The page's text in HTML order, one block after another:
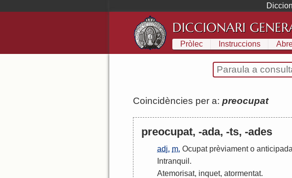
DICCIONARI
Pròlec Instruccions
Coincidències per a: preocupat
preocupat, -ada, -ts, -ades
adj. m. Ocupat prèviament o
Intranquil .
Atemorisat, inquet, atormentat.